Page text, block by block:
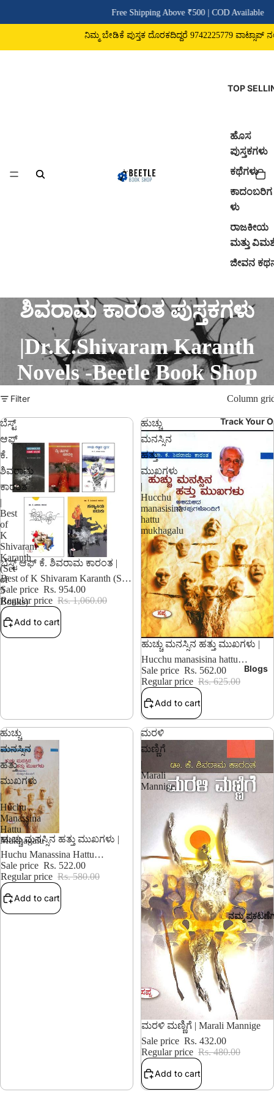
Free Shipping Above ₹500 | COD Available
ನಿಮ್ಮ ಬೇಡಿಕೆ ಪುಸ್ತಕ ದೊರಕದಿದ್ದರೆ 9742225779 ವಾಟ್ಸಾಪ್ ನಲ್ಲಿ
TOP
ಹೊಸ
ಪುಸ್ತಕಗಳು
ಕಥೆಗಳು
ಕಾದಂಬರಿಗ
ಳು
ರಾಜಕೀಯ
ಮತ್ತು
ಜೀವನ
Track Your
Blogs
ನಮ್ಮ
ಶಿವರಾಮ ಕಾರಂತ ಪುಸ್ತಕಗಳು
|Dr.K.Shivaram Karanth
Novels -Beetle Book Shop
Filter Column
ಬೆಸ್ಟ್
ಆಫ್
ಕೆ.
ಶಿವರಾಮ
ಕಾರಂತ
|
Best
of
K
Shivaram
Karanth
(Set
of
5
Books)
10% OFF
ಬೆಸ್ಟ್ ಆಫ್ ಕೆ. ಶಿವರಾಮ ಕಾರಂತ |
Best of K Shivaram Karanth (Set
of 5 Books)
Sale price Rs. 954.00
Regular price Rs. 1,060.00
Add to cart
ಹುಚ್ಚು
ಮನಸ್ಸಿನ
ಹತ್ತು
ಮುಖಗಳು
|
Hucchu
manasisina
hattu
mukhagalu
10% OFF
ಹುಚ್ಚು ಮನಸ್ಸಿನ ಹತ್ತು ಮುಖಗಳು |
Hucchu manasisina hattu
mukhagalu
Sale price Rs. 562.00
Regular price Rs. 625.00
Add to cart
ಹುಚ್ಚು
ಮನಸ್ಸಿನ
ಹತ್ತು
ಮುಖಗಳು
|
Huchu
Manassina
Hattu
Mukhagalu
10% OFF
ಹುಚ್ಚು ಮನಸ್ಸಿನ ಹತ್ತು ಮುಖಗಳು |
Huchu Manassina Hattu
Mukhagalu
Sale price Rs. 522.00
Regular price Rs. 580.00
Add to cart
ಮರಳಿ
ಮಣ್ಣಿಗೆ
|
Marali
Mannige
10% OFF
ಮರಳಿ ಮಣ್ಣಿಗೆ | Marali Mannige
Sale price Rs. 432.00
Regular price Rs. 480.00
Add to cart